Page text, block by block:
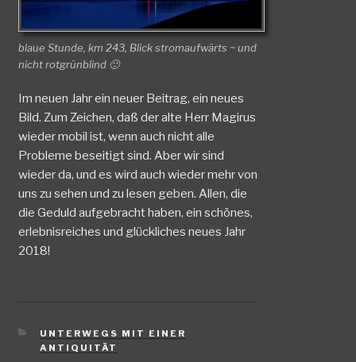
blaue Stunde, km 243, Blick stromaufwärts ~ und
nicht rotgrünblind 🙂
Im neuen Jahr ein neuer Beitrag, ein neues
Bild. Zum Zeichen, daß der alte Herr Magirus
wieder mobil ist, wenn auch nicht alle
Probleme beseitigt sind. Aber wir sind
wieder da, und es wird auch wieder mehr von
uns zu sehen und zu lesen geben. Allen, die
die Geduld aufgebracht haben, ein schönes,
erlebnisreiches und glückliches neues Jahr
2018!
KATEGORIEN
UNTERWEGS MIT EINER
ANTIQUITÄT